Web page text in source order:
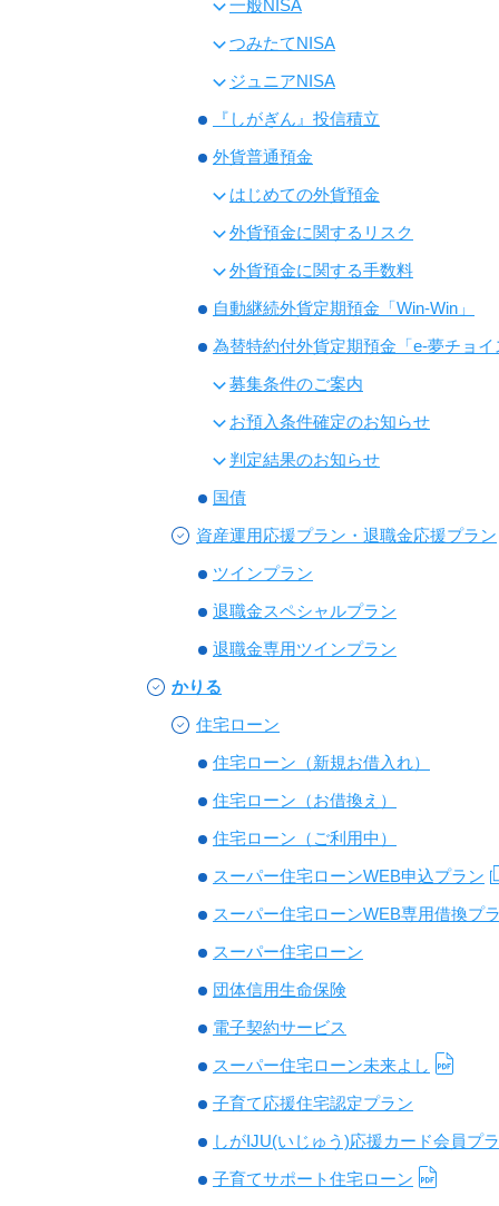
一般NISA
つみたてNISA
ジュニアNISA
『しがぎん』投信積立
外貨普通預金
はじめての外貨預金
外貨預金に関するリスク
外貨預金に関する手数料
自動継続外貨定期預金「Win-Win」
為替特約付外貨定期預金「e-夢チョイ
募集条件のご案内
お預入条件確定のお知らせ
判定結果のお知らせ
国債
資産運用応援プラン・退職金応援プラン
ツインプラン
退職金スペシャルプラン
退職金専用ツインプラン
かりる
住宅ローン
住宅ローン（新規お借入れ）
住宅ローン（お借換え）
住宅ローン（ご利用中）
スーパー住宅ローンWEB申込プラン
スーパー住宅ローンWEB専用借換プ
スーパー住宅ローン
団体信用生命保険
電子契約サービス
スーパー住宅ローン未来よし
子育て応援住宅認定プラン
しがIJU(いじゅう)応援カード会員プ
子育てサポート住宅ローン